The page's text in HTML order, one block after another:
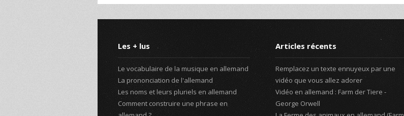
Les + lus
Le vocabulaire de la musique en allemand
La prononciation de l'allemand
Les noms et leurs pluriels en allemand
Comment construire une phrase en
Articles récents
Remplacez un texte ennuyeux par une
vidéo que vous allez adorer
Vidéo en allemand : Farm der Tiere -
George Orwell